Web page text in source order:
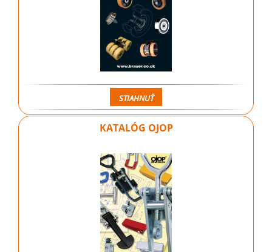
STIAHNUŤ
KATALÓG OJOP